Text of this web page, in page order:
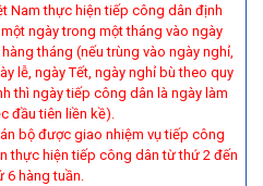
Nam thực hiện tiếp công dân định
một ngày trong một tháng vào ngày
hàng tháng (nếu trùng vào ngày nghỉ,
lễ, ngày Tết, ngày nghỉ bù theo quy
thì ngày tiếp công dân là ngày làm
đầu tiên liền kề).
bộ được giao nhiệm vụ tiếp công
thực hiện tiếp công dân từ thứ 2 đến
6 hàng tuần.